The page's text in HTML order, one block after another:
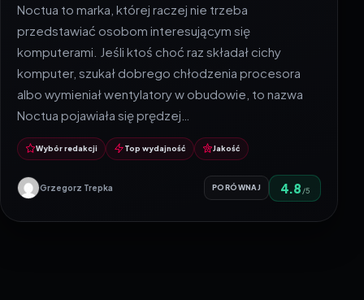
Noctua to marka, której raczej nie trzeba
przedstawiać osobom interesującym się
komputerami. Jeśli ktoś choć raz składał cichy
komputer, szukał dobrego chłodzenia procesora
albo wymieniał wentylatory w obudowie, to nazwa
Noctua pojawiała się prędzej…
Wybór redakcji Top wydajność Jakość
Grzegorz Trepka PORÓWNAJ 4.8 /5